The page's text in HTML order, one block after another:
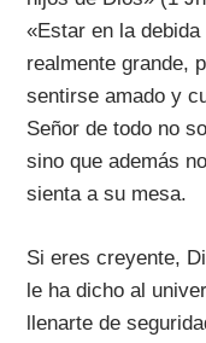
«Estar en la
realmente grande,
sentirse amado y
Señor de todo no
sino que además
sienta a su mesa.
Si eres creyente,
le ha dicho al
llenarte de